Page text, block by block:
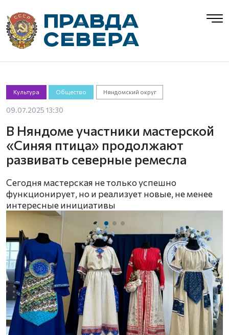
Культура Общество Няндомский округ
09.07.2025 13:30
В Няндоме участники мастерской
«Синяя птица» продолжают
развивать северные ремесла
Сегодня мастерская не только успешно
функционирует, но и реализует новые, не менее
интересные инициативы